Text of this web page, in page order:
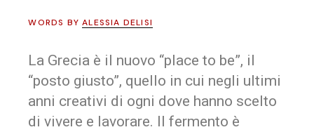
WORDS BYALESSIA DELISI
La Grecia è il nuovo “place to be”, il
“posto giusto”, quello in cui negli ultimi
anni creativi di ogni dove hanno scelto
di vivere e lavorare. Il fermento è